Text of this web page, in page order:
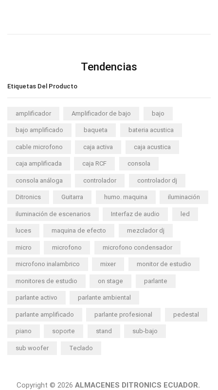
Tendencias
Etiquetas Del Producto
amplificador Amplificador de bajo bajo
bajo amplificado baqueta bateria acustica
cable microfono caja activa caja acustica
caja amplificada caja RCF consola
consola análoga controlador controlador dj
Ditronics Guitarra humo. maquina iluminación
iluminación de escenarios Interfaz de audio led
luces maquina de efecto mezclador dj
micro microfono microfono condensador
microfono inalambrico mixer monitor de estudio
monitores de estudio on stage parlante
parlante activo parlante ambiental
parlante amplificado parlante profesional pedestal
piano soporte stand sub-bajo
sub woofer Teclado
Copyright © 2026 ALMACENES DITRONICS ECUADOR.